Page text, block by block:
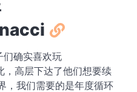
们确实喜欢玩
高层下达了他们想要续
，我们需要的是年度循环